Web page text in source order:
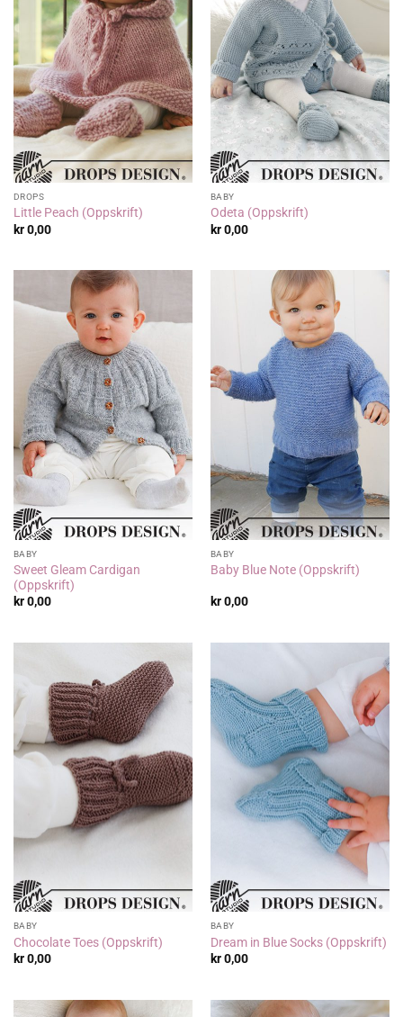
DROPS
Little Peach (Oppskrift)
kr0,00
BABY
Odeta (Oppskrift)
kr0,00
BABY
Sweet Gleam Cardigan
(Oppskrift)
kr0,00
BABY
Baby Blue Note (Oppskrift)
kr0,00
BABY
Chocolate Toes (Oppskrift)
kr0,00
BABY
Dream in Blue Socks (Oppskrift)
kr0,00